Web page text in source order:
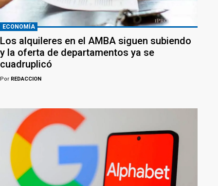
ECONOMÍA
Los alquileres en el AMBA siguen subiendo
y la oferta de departamentos ya se
cuadruplicó
Por REDACCION